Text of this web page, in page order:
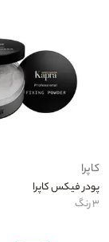
کاپرا
پودر فیکس کاپرا
۳ رنگ